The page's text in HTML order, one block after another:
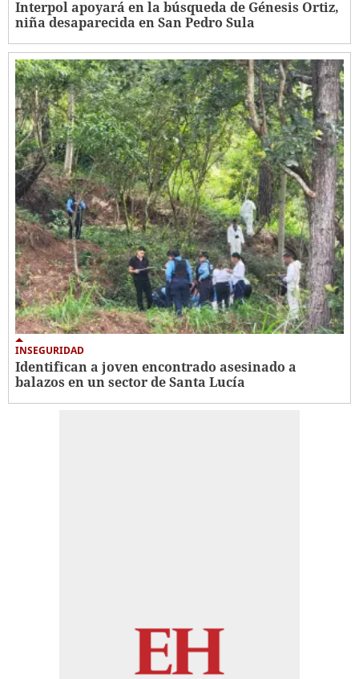
Interpol apoyará en la búsqueda de Génesis Ortiz,
niña desaparecida en San Pedro Sula
INSEGURIDAD
Identifican a joven encontrado asesinado a
balazos en un sector de Santa Lucía